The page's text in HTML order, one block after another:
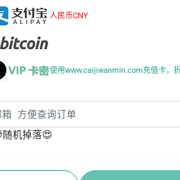
人民币CNY
使用www.caijiwanmin.com充值卡，折
随机掉落😍